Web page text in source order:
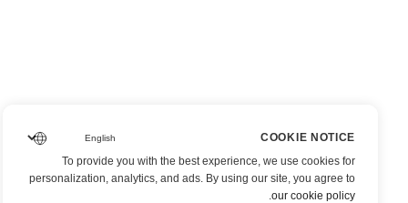
COOKIE NOTICE
To provide you with the best experience, we use cookies for
personalization, analytics, and ads. By using our site, you agree to
our cookie policy
.